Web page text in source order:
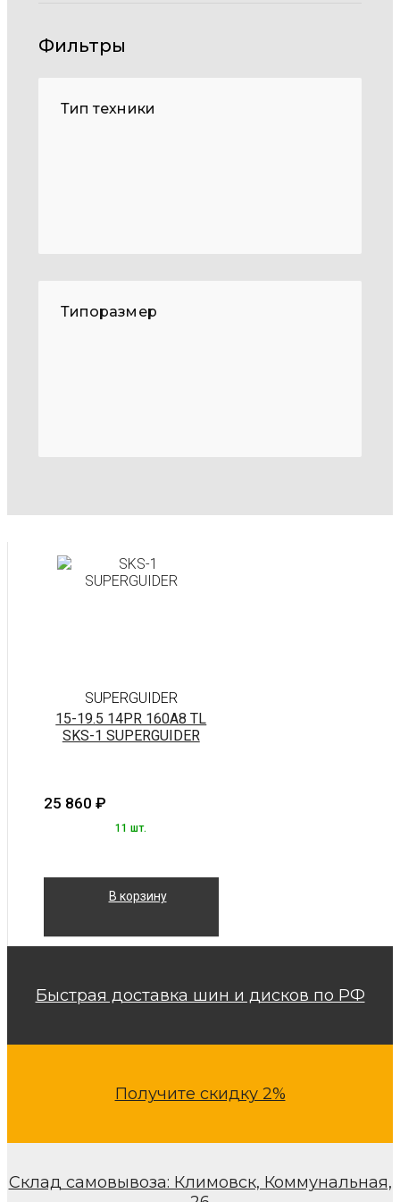
Фильтры
Тип техники
Типоразмер
SUPERGUIDER
15-19.5 14PR 160A8 TL
SKS-1 SUPERGUIDER
25 860 ₽
11 шт.
В корзину
Быстрая доставка шин и дисков по РФ
Получите скидку 2%
Склад самовывоза: Климовск, Коммунальная,